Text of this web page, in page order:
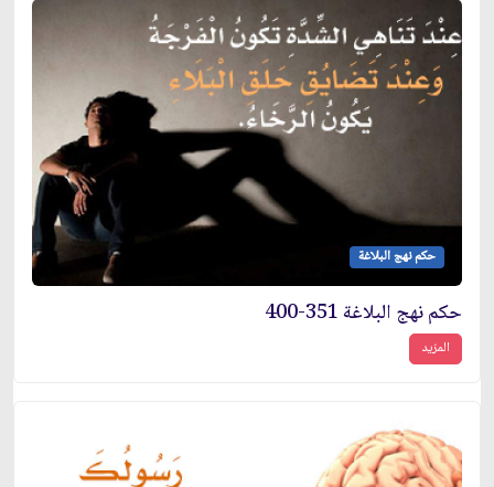
حكم نهج البلاغة
حكم نهج البلاغة 351-400
المزيد